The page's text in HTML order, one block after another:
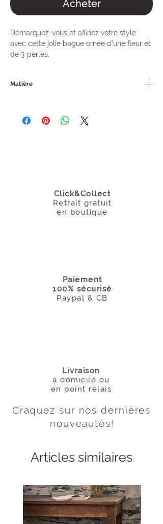
Acheter
Démarquez-vous et affinez votre style
avec cette jolie bague ornée d’une fleur et
de 3 perles.
Taille ajustable.
Matière
Click&Collect
Retrait gratuit
en boutique
Paiement
100% sécurisé
Paypal & CB
Livraison
à domicile ou
en point relais
Craquez sur nos dernières
nouveautés!
Articles similaires